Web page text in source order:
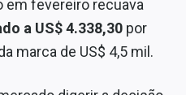
em fevereiro recuava
a US$ 4.338,30 por
marca de US$ 4,5 mil.